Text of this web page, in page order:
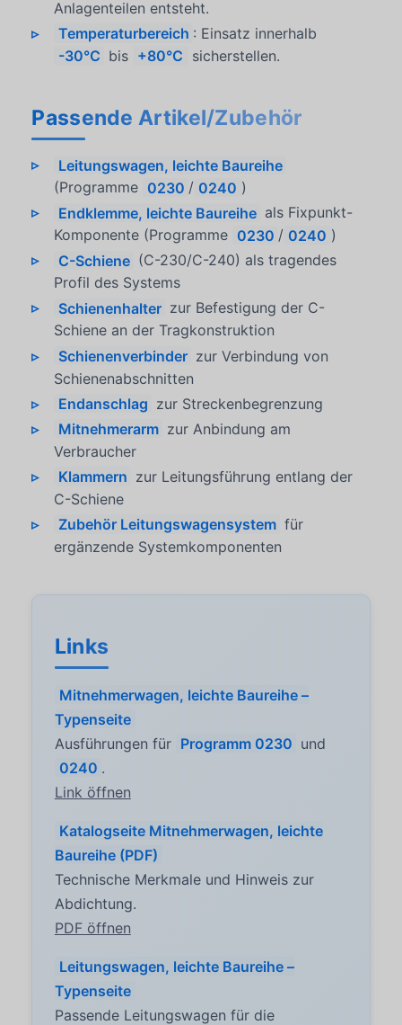
Anlagenteilen entsteht.
Temperaturbereich : Einsatz innerhalb
-30°C bis +80°C sicherstellen.
Passende Artikel/Zubehör
Leitungswagen, leichte Baureihe
(Programme 0230 / 0240 )
Endklemme, leichte Baureihe als Fixpunkt-
Komponente (Programme 0230 / 0240 )
C-Schiene (C-230/C-240) als tragendes
Profil des Systems
Schienenhalter zur Befestigung der C-
Schiene an der Tragkonstruktion
Schienenverbinder zur Verbindung von
Schienenabschnitten
Endanschlag zur Streckenbegrenzung
Mitnehmerarm zur Anbindung am
Verbraucher
Klammern zur Leitungsführung entlang der
C-Schiene
Zubehör Leitungswagensystem für
ergänzende Systemkomponenten
Links
Mitnehmerwagen, leichte Baureihe –
Typenseite
Ausführungen für Programm 0230 und
0240 .
Link öffnen
Katalogseite Mitnehmerwagen, leichte
Baureihe (PDF)
Technische Merkmale und Hinweis zur
Abdichtung.
PDF öffnen
Leitungswagen, leichte Baureihe –
Typenseite
Passende Leitungswagen für die